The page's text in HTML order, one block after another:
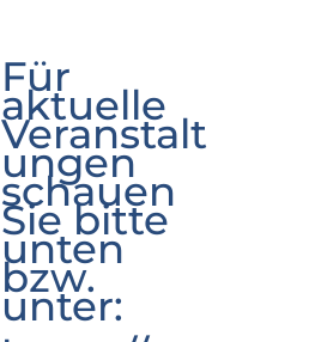
Für
aktuelle
Veranstalt
ungen
schauen
Sie bitte
unten
bzw.
unter: